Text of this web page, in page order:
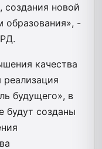
создания новой
образования», -
качества
реализация
будущего», в
будут созданы